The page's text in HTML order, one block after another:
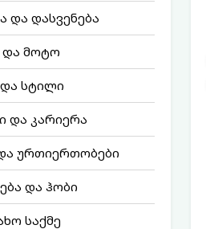
და დასვენება
და მოტო
სტილი
და კარიერა
ურთიერთობები
და ჰობი
საქმე